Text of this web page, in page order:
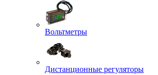
Вольтметры
Дистанционные регуляторы